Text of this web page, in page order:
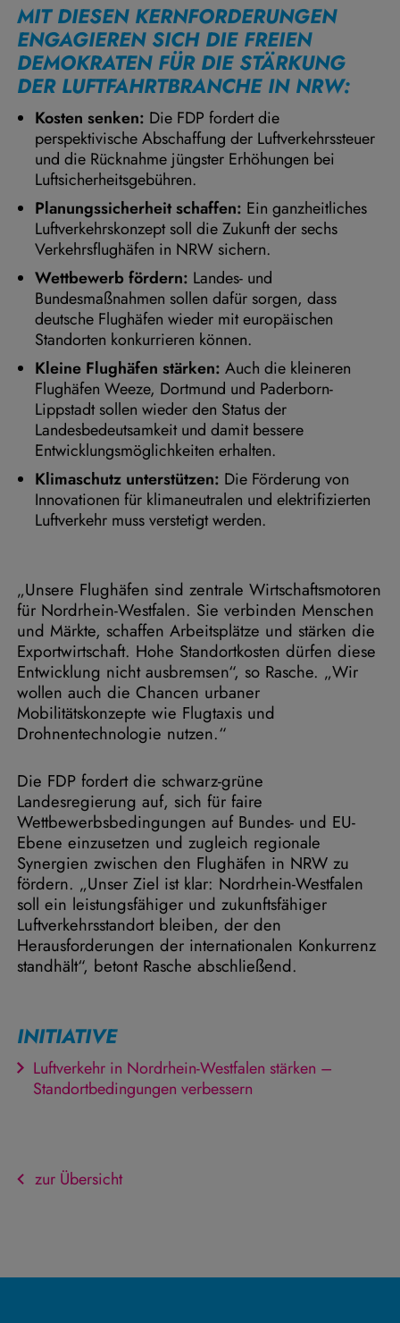
MIT DIESEN KERNFORDERUNGEN
ENGAGIEREN SICH DIE FREIEN
DEMOKRATEN FÜR DIE STÄRKUNG
DER LUFTFAHRTBRANCHE IN NRW:
Kosten senken: Die FDP fordert die
perspektivische Abschaffung der Luftverkehrssteuer
und die Rücknahme jüngster Erhöhungen bei
Luftsicherheitsgebühren.
Planungssicherheit schaffen: Ein ganzheitliches
Luftverkehrskonzept soll die Zukunft der sechs
Verkehrsflughäfen in NRW sichern.
Wettbewerb fördern: Landes- und
Bundesmaßnahmen sollen dafür sorgen, dass
deutsche Flughäfen wieder mit europäischen
Standorten konkurrieren können.
Kleine Flughäfen stärken: Auch die kleineren
Flughäfen Weeze, Dortmund und Paderborn-
Lippstadt sollen wieder den Status der
Landesbedeutsamkeit und damit bessere
Entwicklungsmöglichkeiten erhalten.
Klimaschutz unterstützen: Die Förderung von
Innovationen für klimaneutralen und elektrifizierten
Luftverkehr muss verstetigt werden.
„Unsere Flughäfen sind zentrale Wirtschaftsmotoren
für Nordrhein-Westfalen. Sie verbinden Menschen
und Märkte, schaffen Arbeitsplätze und stärken die
Exportwirtschaft. Hohe Standortkosten dürfen diese
Entwicklung nicht ausbremsen“, so Rasche. „Wir
wollen auch die Chancen urbaner
Mobilitätskonzepte wie Flugtaxis und
Drohnentechnologie nutzen.“
Die FDP fordert die schwarz-grüne
Landesregierung auf, sich für faire
Wettbewerbsbedingungen auf Bundes- und EU-
Ebene einzusetzen und zugleich regionale
Synergien zwischen den Flughäfen in NRW zu
fördern. „Unser Ziel ist klar: Nordrhein-Westfalen
soll ein leistungsfähiger und zukunftsfähiger
Luftverkehrsstandort bleiben, der den
Herausforderungen der internationalen Konkurrenz
standhält“, betont Rasche abschließend.
INITIATIVE
Luftverkehr in Nordrhein-Westfalen stärken –
Standortbedingungen verbessern
zur Übersicht